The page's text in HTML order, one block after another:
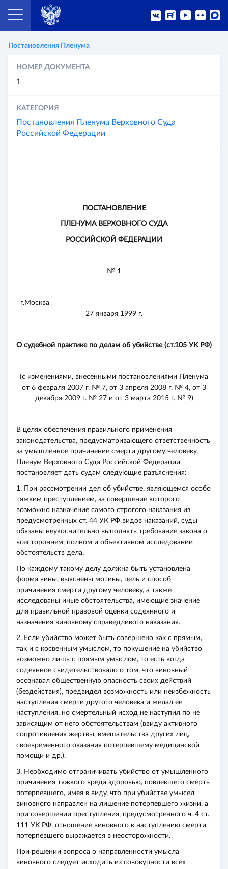
Постановления Пленума
ПОСТАНОВЛЕНИЕ
ПЛЕНУМА ВЕРХОВНОГО СУДА
РОССИЙСКОЙ ФЕДЕРАЦИИ
№ 1
г.Москва
27 января 1999 г.
О судебной практике по делам об убийстве (ст.105 УК РФ)
(с изменениями, внесенными постановлениями Пленума
от 6 февраля 2007 г. № 7, от 3 апреля 2008 г. № 4, от 3
декабря 2009 г. № 27 и от 3 марта 2015 г. № 9)
В целях обеспечения правильного применения
законодательства, предусматривающего ответственность
за умышленное причинение смерти другому человеку,
Пленум Верховного Суда Российской Федерации
постановляет дать судам следующие разъяснения:
1. При рассмотрении дел об убийстве, являющемся особо
тяжким преступлением, за совершение которого
возможно назначение самого строгого наказания из
предусмотренных ст. 44 УК РФ видов наказаний, суды
обязаны неукоснительно выполнять требование закона о
всестороннем, полном и объективном исследовании
обстоятельств дела.
По каждому такому делу должна быть установлена
форма вины, выяснены мотивы, цель и способ
причинения смерти другому человеку, а также
исследованы иные обстоятельства, имеющие значение
для правильной правовой оценки содеянного и
назначения виновному справедливого наказания.
2. Если убийство может быть совершено как с прямым,
так и с косвенным умыслом, то покушение на убийство
возможно лишь с прямым умыслом, то есть когда
содеянное свидетельствовало о том, что виновный
осознавал общественную опасность своих действий
(бездействия), предвидел возможность или неизбежность
наступления смерти другого человека и желал ее
наступления, но смертельный исход не наступил по не
зависящим от него обстоятельствам (ввиду активного
сопротивления жертвы, вмешательства других лиц,
своевременного оказания потерпевшему медицинской
помощи и др.).
3. Необходимо отграничивать убийство от умышленного
причинения тяжкого вреда здоровью, повлекшего смерть
потерпевшего, имея в виду, что при убийстве умысел
виновного направлен на лишение потерпевшего жизни, а
при совершении преступления, предусмотренного ч. 4 ст.
111 УК РФ, отношение виновного к наступлению смерти
потерпевшего выражается в неосторожности.
При решении вопроса о направленности умысла
виновного следует исходить из совокупности всех
НОМЕР ДОКУМЕНТА
1
КАТЕГОРИЯ
Постановления Пленума Верховного Суда
Российской Федерации